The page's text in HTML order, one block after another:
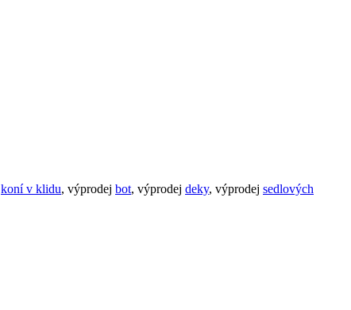
koní v klidu, výprodej bot, výprodej deky, výprodej sedlových